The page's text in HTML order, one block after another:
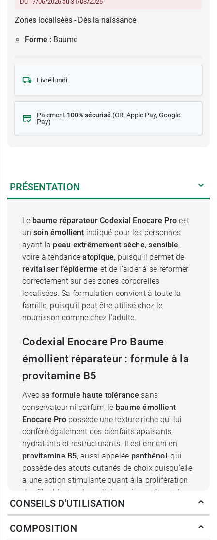
Du 17/06/2026 au 31/08/2026
Zones localisées - Dès la naissance
Forme : Baume
Livré lundi
Paiement 100% sécurisé (CB, Apple Pay, Google
Pay)
PRÉSENTATION
Le baume réparateur Codexial Enocare Pro est
un soin émollient indiqué pour les personnes
ayant la peau extrêmement sèche,sensible,
voire à tendanceatopique, puisqu’il permet de
revitaliser l’épiderme et de l’aider à se reformer
correctement sur des zones corporelles
localisées. Sa formulation convient à toute la
famille, puisqu’il peut être utilisé chez le
nourrisson comme chez l’adulte.
Codexial Enocare Pro Baume
émollient réparateur : formule à la
provitamine B5
Avec sa formule haute tolérance sans
conservateur ni parfum, le baume émollient
Enocare Propossède une texture riche qui lui
confère également des bienfaits apaisants,
hydratants et restructurants. Il est enrichi en
provitamine B5, aussi appelée panthénol, qui
possède des atouts cutanés de choix puisqu’elle
a une action stimulante quant à la prolifération
des fibroblastes, les cellules qui constituent le
derme et l’épiderme, mais aussi parce qu’elle est
cicatrisante et anti-inflammatoire, et qu’elle
possède des vertus hydratantes qui diminuent
CONSEILS D'UTILISATION
COMPOSITION